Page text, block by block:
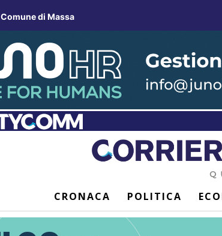
Comune di Massa
CRONACA POLITICA